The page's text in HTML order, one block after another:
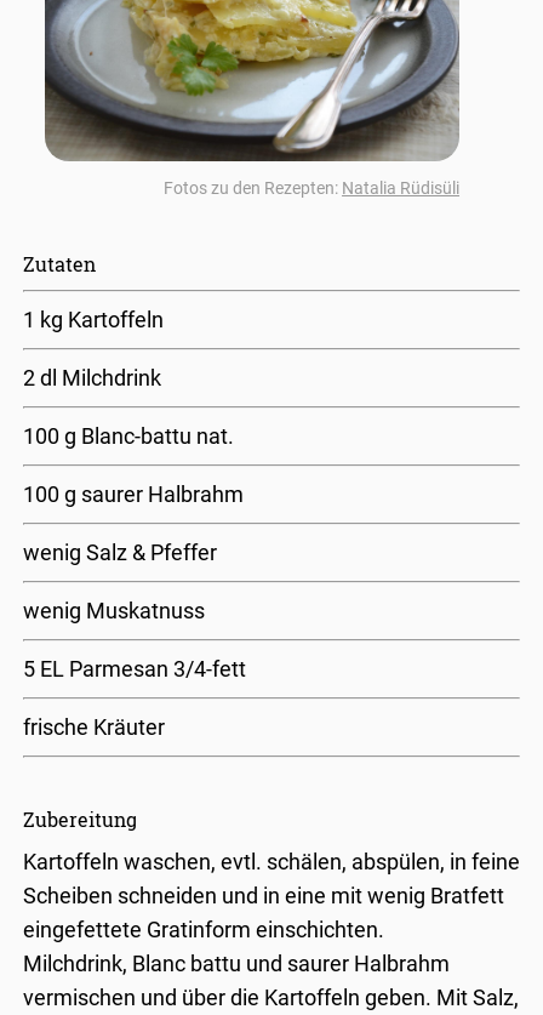
Fotos zu den Rezepten: Natalia Rüdisüli
Zutaten
1 kg Kartoffeln
2 dl Milchdrink
100 g Blanc-battu nat.
100 g saurer Halbrahm
wenig Salz & Pfeffer
wenig Muskatnuss
5 EL Parmesan 3/4-fett
frische Kräuter
Zubereitung
Kartoffeln waschen, evtl. schälen, abspülen, in feine
Scheiben schneiden und in eine mit wenig Bratfett
eingefettete Gratinform einschichten.
Milchdrink, Blanc battu und saurer Halbrahm
vermischen und über die Kartoffeln geben. Mit Salz,